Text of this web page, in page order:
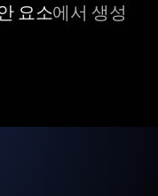
요소에서 생성